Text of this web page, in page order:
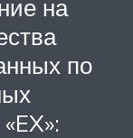
на
по